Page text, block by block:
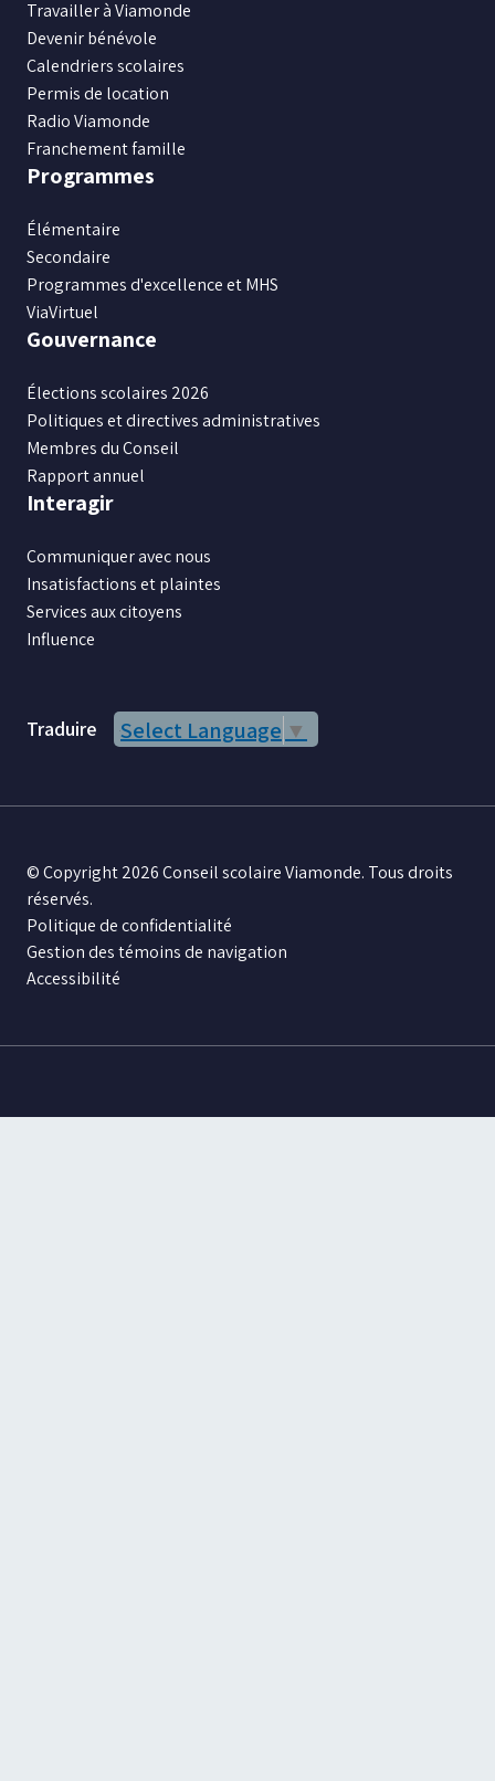
FacebookInstagram
X
Travailler à Viamonde
Devenir bénévole
Calendriers scolaires
Permis de location
Radio Viamonde
Franchement famille
Programmes
Élémentaire
Secondaire
Programmes d'excellence et MHS
ViaVirtuel
Gouvernance
Élections scolaires 2026
Politiques et directives administratives
Membres du Conseil
Rapport annuel
Interagir
Communiquer avec nous
Insatisfactions et plaintes
Services aux citoyens
Influence
Traduire Select Language ▼
© Copyright 2026 Conseil scolaire Viamonde. Tous droits
réservés.
Politique de confidentialité
Gestion des témoins de navigation
Accessibilité